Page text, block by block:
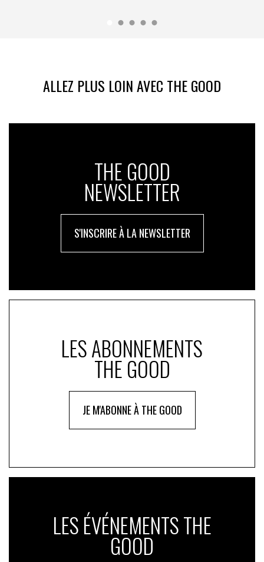
ALLEZ PLUS LOIN AVEC THE GOOD
THE GOOD
NEWSLETTER
S'INSCRIRE À LA NEWSLETTER
LES ABONNEMENTS
THE GOOD
JE M'ABONNE À THE GOOD
LES ÉVÉNEMENTS THE
GOOD